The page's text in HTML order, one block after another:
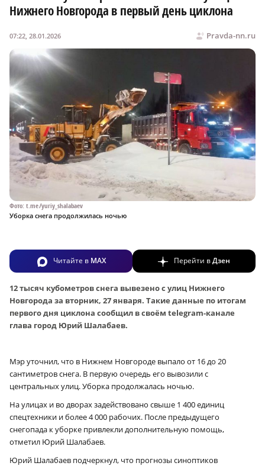
×
Нижнего Новгорода в первый день циклона
Pravda-nn.ru
07:22, 28.01.2026
Фото: t.me/yuriy_shalabaev
Уборка снега продолжилась ночью
Читайте в MAX Перейти вДзен
12 тысяч кубометров снега вывезено с улиц Нижнего
Новгорода за вторник, 27 января. Такие данные по итогам
первого дня циклона сообщил в своём telegram-канале
глава город Юрий Шалабаев.
Мэр уточнил, что в Нижнем Новгороде выпало от 16 до 20
сантиметров снега. В первую очередь его вывозили с
центральных улиц. Уборка продолжалась ночью.
На улицах и во дворах задействовано свыше 1 400 единиц
спецтехники и более 4 000 рабочих. После предыдущего
снегопада к уборке привлекли дополнительную помощь,
отметил Юрий Шалабаев.
Юрий Шалабаев подчеркнул, что прогнозы синоптиков